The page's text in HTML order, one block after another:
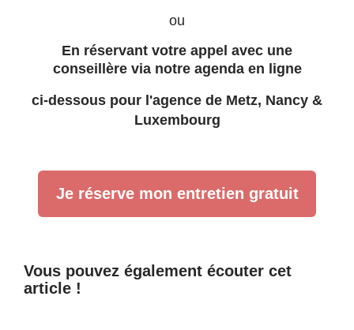
ou
En réservant votre appel avec une
conseillère via notre agenda en ligne
ci-dessous pour l'agence de Metz, Nancy &
Luxembourg
Je réserve mon entretien gratuit
Vous pouvez également écouter cet
article !